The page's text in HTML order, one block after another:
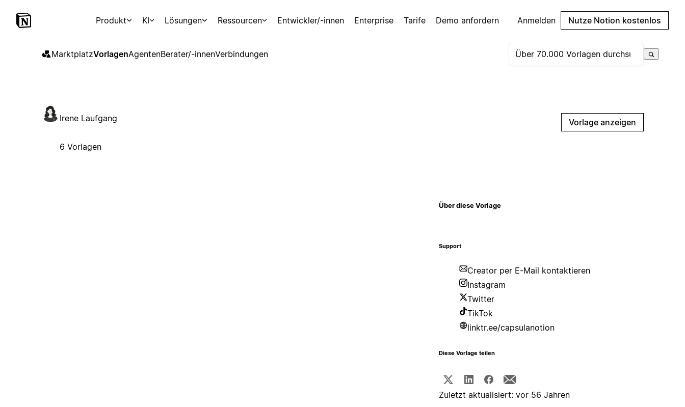
Produkt KI Lösungen Ressourcen Entwickler/-innen Enterprise Tarife Demo anfordern Anmelden Nutze Notion kostenlos
MarktplatzVorlagenAgentenBerater/-innenVerbindungen
Irene Laufgang
6 Vorlagen
Vorlage anzeigen
Über diese Vorlage
Support
Creator per E-Mail kontaktieren
Instagram
Twitter
TikTok
linktr.ee/capsulanotion
Diese Vorlage teilen
Zuletzt aktualisiert: vor 56 Jahren